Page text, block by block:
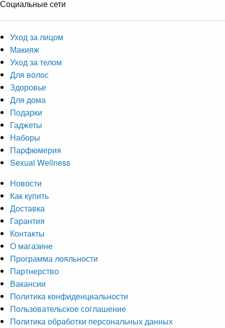
Социальные сети
Уход за лицом
Макияж
Уход за телом
Для волос
Здоровье
Для дома
Подарки
Гаджеты
Наборы
Парфюмерия
Sexual Wellness
Новости
Как купить
Доставка
Гарантия
Контакты
О магазине
Программа лояльности
Партнерство
Вакансии
Политика конфиденциальности
Пользовательское соглашение
Политика обработки персональных данных